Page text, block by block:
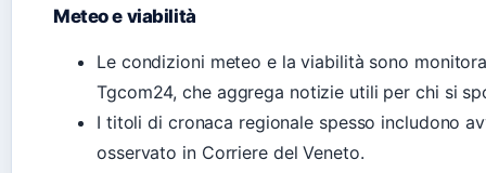
Meteo e viabilità
Le condizioni meteo e la viabilità sono
Tgcom24, che aggrega notizie utili per chi si
I titoli di cronaca regionale spesso includono
osservato in Corriere del Veneto.